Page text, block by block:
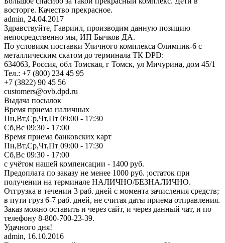
восторге. Качество прекрасное.
admin, 24.04.2017
Здравствуйте, Гавриил, производим данную позицию
непосредственно мы, ИП Бычков ДА.
По условиям поставки Уличного комплекса Олимпик-6 с
металлическим скатом до терминала ТК DPD:
634063, Россия, обл Томская, г Томск, ул Мичурина, дом 45/1
Тел.: +7 (800) 234 45 95
+7 (3822) 90 45 56
customers@ovb.dpd.ru
Выдача посылок
Время приема наличных
Пн,Вт,Ср,Чт,Пт 09:00 - 17:30
Сб,Вс 09:30 - 17:00
Время приема банковских карт
Пн,Вт,Ср,Чт,Пт 09:00 - 17:30
Сб,Вс 09:30 - 17:00
с учётом нашей компенсации - 1400 руб.
Предоплата по заказу не менее 1000 руб. ;остаток при
получении на терминале НАЛИЧНО/БЕЗНАЛИЧНО.
Отгрузка в течении 3 раб. дней с момента зачисления средств;
в пути груз 6-7 раб. дней, не считая даты приема отправления.
Заказ можно оставить и через сайт, и через данный чат, и по
телефону 8-800-700-23-39.
Удачного дня!
admin, 16.10.2016